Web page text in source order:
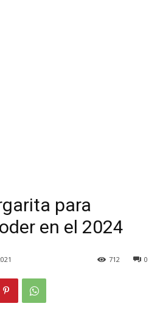
para
en el 2024
0
712